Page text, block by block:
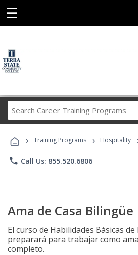
☰
Career
Programs
› Training Programs › Hospitality
phone Call Us: 855.520.6806
Ama de Casa Bilingüe
El curso de Habilidades Básicas
preparará para trabajar como
completo.